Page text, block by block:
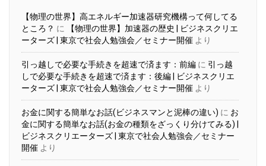
【物理の世界】高エネルギー加速器研究機構って何してる
ところ？ に
【物理の世界】加速器の歴史 | ビジネスクリエ
ーターズ | 東京で社会人勉強会／セミナー開催 より
引っ越しで必要な手続きを超速で済ます：前編 に 引っ越
しで必要な手続きを超速で済ます：後編 | ビジネスクリエ
ーターズ | 東京で社会人勉強会／セミナー開催 より
お金に関する簡単なお話(ビジネスマンと泥棒の違い) に お
金に関する簡単なお話(お金の種類をざっくり分けてみる) |
ビジネスクリエーターズ | 東京で社会人勉強会／セミナー
開催 より